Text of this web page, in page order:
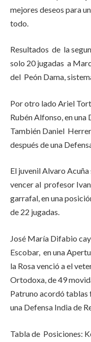
mejores deseos para
todo.
Resultados de la
solo 20 jugadas a
del Peón Dama,
Por otro lado Ariel
Rubén Alfonso, en una
También Daniel
después de una
El juvenil Alvaro
vencer al profesor
garrafal, en una
de 22 jugadas.
José María Difabio
Escobar, en una
la Rosa venció a el
Ortodoxa, de 49
Patruno acordó tablas
una Defensa India de
Tabla de Posiciones: